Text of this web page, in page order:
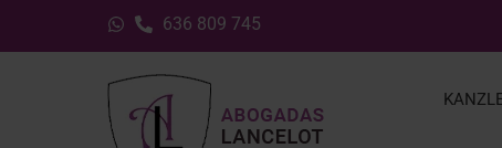
636 809 745